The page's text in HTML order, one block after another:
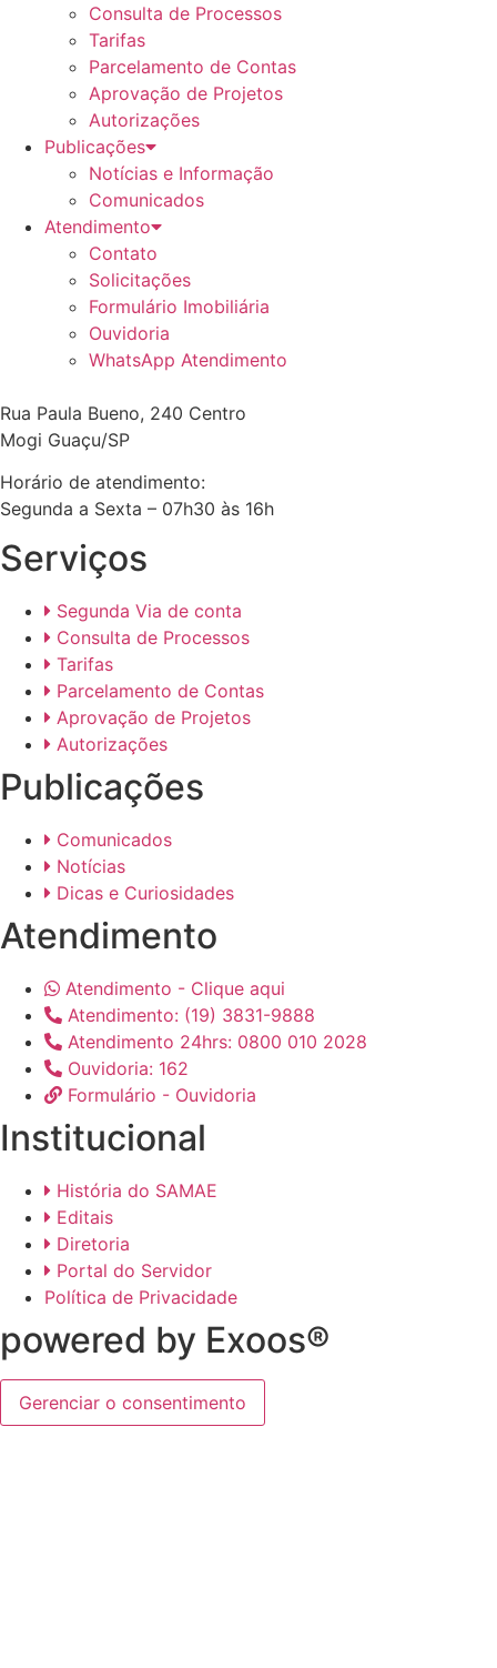
Consulta de Processos
Tarifas
Parcelamento de Contas
Aprovação de Projetos
Autorizações
Publicações
Notícias e Informação
Comunicados
Atendimento
Contato
Solicitações
Formulário Imobiliária
Ouvidoria
WhatsApp Atendimento
Rua Paula Bueno, 240 Centro
Mogi Guaçu/SP
Horário de atendimento:
Segunda a Sexta – 07h30 às 16h
Serviços
Segunda Via de conta
Consulta de Processos
Tarifas
Parcelamento de Contas
Aprovação de Projetos
Autorizações
Publicações
Comunicados
Notícias
Dicas e Curiosidades
Atendimento
Atendimento - Clique aqui
Atendimento: (19) 3831-9888
Atendimento 24hrs: 0800 010 2028
Ouvidoria: 162
Formulário - Ouvidoria
Institucional
História do SAMAE
Editais
Diretoria
Portal do Servidor
Política de Privacidade
powered by Exoos®
Gerenciar o consentimento